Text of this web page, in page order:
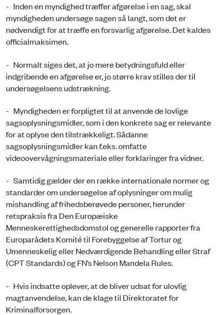
- Inden en myndighed træffer afgørelse i en sag, skal
myndigheden undersøge sagen så langt, som det er
nødvendigt for at træffe en forsvarlig afgørelse. Det kaldes
officialmaksimen.
- Normalt siges det, at jo mere betydningsfuld eller
indgribende en afgørelse er, jo større krav stilles der til
undersøgelsens udstrækning.
- Myndigheden er forpligtet til at anvende de lovlige
sagsoplysningsmidler, som i den konkrete sag er relevante
for at oplyse den tilstrækkeligt. Sådanne
sagsoplysningsmidler kan f.eks. omfatte
videoovervågningsmateriale eller forklaringer fra vidner.
- Samtidig gælder der en række internationale normer og
standarder om undersøgelse af oplysninger om mulig
mishandling af frihedsberøvede personer, herunder
retspraksis fra Den Europæiske
Menneskerettighedsdomstol og generelle rapporter fra
Europarådets Komité til Forebyggelse af Tortur og
Umenneskelig eller Nedværdigende Behandling eller Straf
(CPT Standards) og FN’s Nelson Mandela Rules.
- Hvis indsatte oplever, at de bliver udsat for ulovlig
magtanvendelse, kan de klage til Direktoratet for
Kriminalforsorgen.